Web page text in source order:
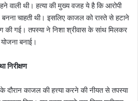
वाली थी। हत्या की मुख्य वजह ये है कि आरोपी
चाहती थी। इसलिए काजल को रास्ते से हटाने
की गई। तपस्या ने निशा श्रीवास के सांथ मिलकर
बनाई।
निरीक्षण
काजल की हत्त्या करने की नीयत से तपस्या